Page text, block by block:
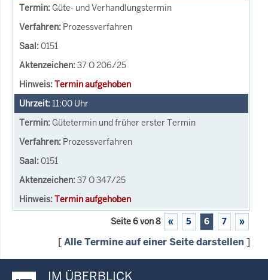
Güte- und Verhandlungstermin
Prozessverfahren
0151
37 O 206/25
Termin aufgehoben
11:00 Uhr
Gütetermin und früher erster Termin
Prozessverfahren
0151
37 O 347/25
Termin aufgehoben
Seite 6 von 8 « 5 6 7 »
[Alle Termine auf einer Seite darstellen ]
IM ÜBERBLICK